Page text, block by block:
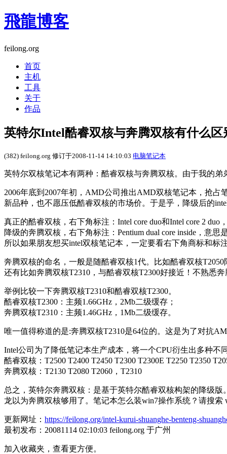
飛龍博客
feilong.org
首页
主机
工具
关于
作品
英特尔Intel酷睿双核与奔腾双核有什么区
(382) feilong.org 修订于2008-11-14 14:10:03 电脑笔记本
英特尔双核笔记本有两种：酷睿双核与奔腾双核。由于我的
2006年底到2007年初，AMD公司推出AMD双核笔记本，抢
新品种，也不愿压低酷睿双核的市场价。于是乎，降级后的
真正的酷睿双核，右下角标注：Intel core duo和Intel core 2 duo
降级的奔腾双核，右下角标注：Pentium dual core inside，意思
所以如果朋友想买intel双核笔记本，一定要看右下角商标和
奔腾双核的命名，一般是随酷睿双核1代。比如酷睿双核
还有比如奔腾双核T2310，与酷睿双核T2300好接近！不熟悉
举例比较一下奔腾双核T2310和酷睿双核T2300。
酷睿双核T2300：主频1.66GHz，2Mb二级缓存；
奔腾双核T2310：主频1.46GHz，1Mb二级缓存。
唯一值得称道的是:奔腾双核T2310是64位的。这是为了对抗
Intel公司为了降低笔记本生产成本，将一个CPU衍生出多种
酷睿双核：T2500 T2400 T2450 T2300 T2300E T2250 T2350
奔腾双核：T2130 T2080 T2060，T2310
总之，英特尔奔腾双核：是基于英特尔酷睿双核构架的降级
龙以为奔腾双核够用了。笔记本怎么装win7操作系统？请搜索
更新网址： https://feilong.org/intel-kurui-shuanghe-benteng-
最初发布：20081114 02:10:03 feilong.org 于广州
加入收藏夹，查看更方便。